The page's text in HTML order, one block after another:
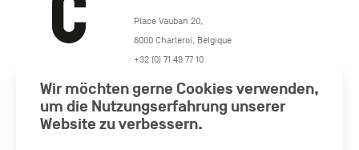
https://www.paysdecharleroi.be/
Place Vauban 20,
6000 Charleroi, Belgique
+32 (0) 71 49 77 10
Besuchen Sie uns
Wir möchten gerne Cookies verwenden,
um die Nutzungserfahrung unserer
Website zu verbessern.